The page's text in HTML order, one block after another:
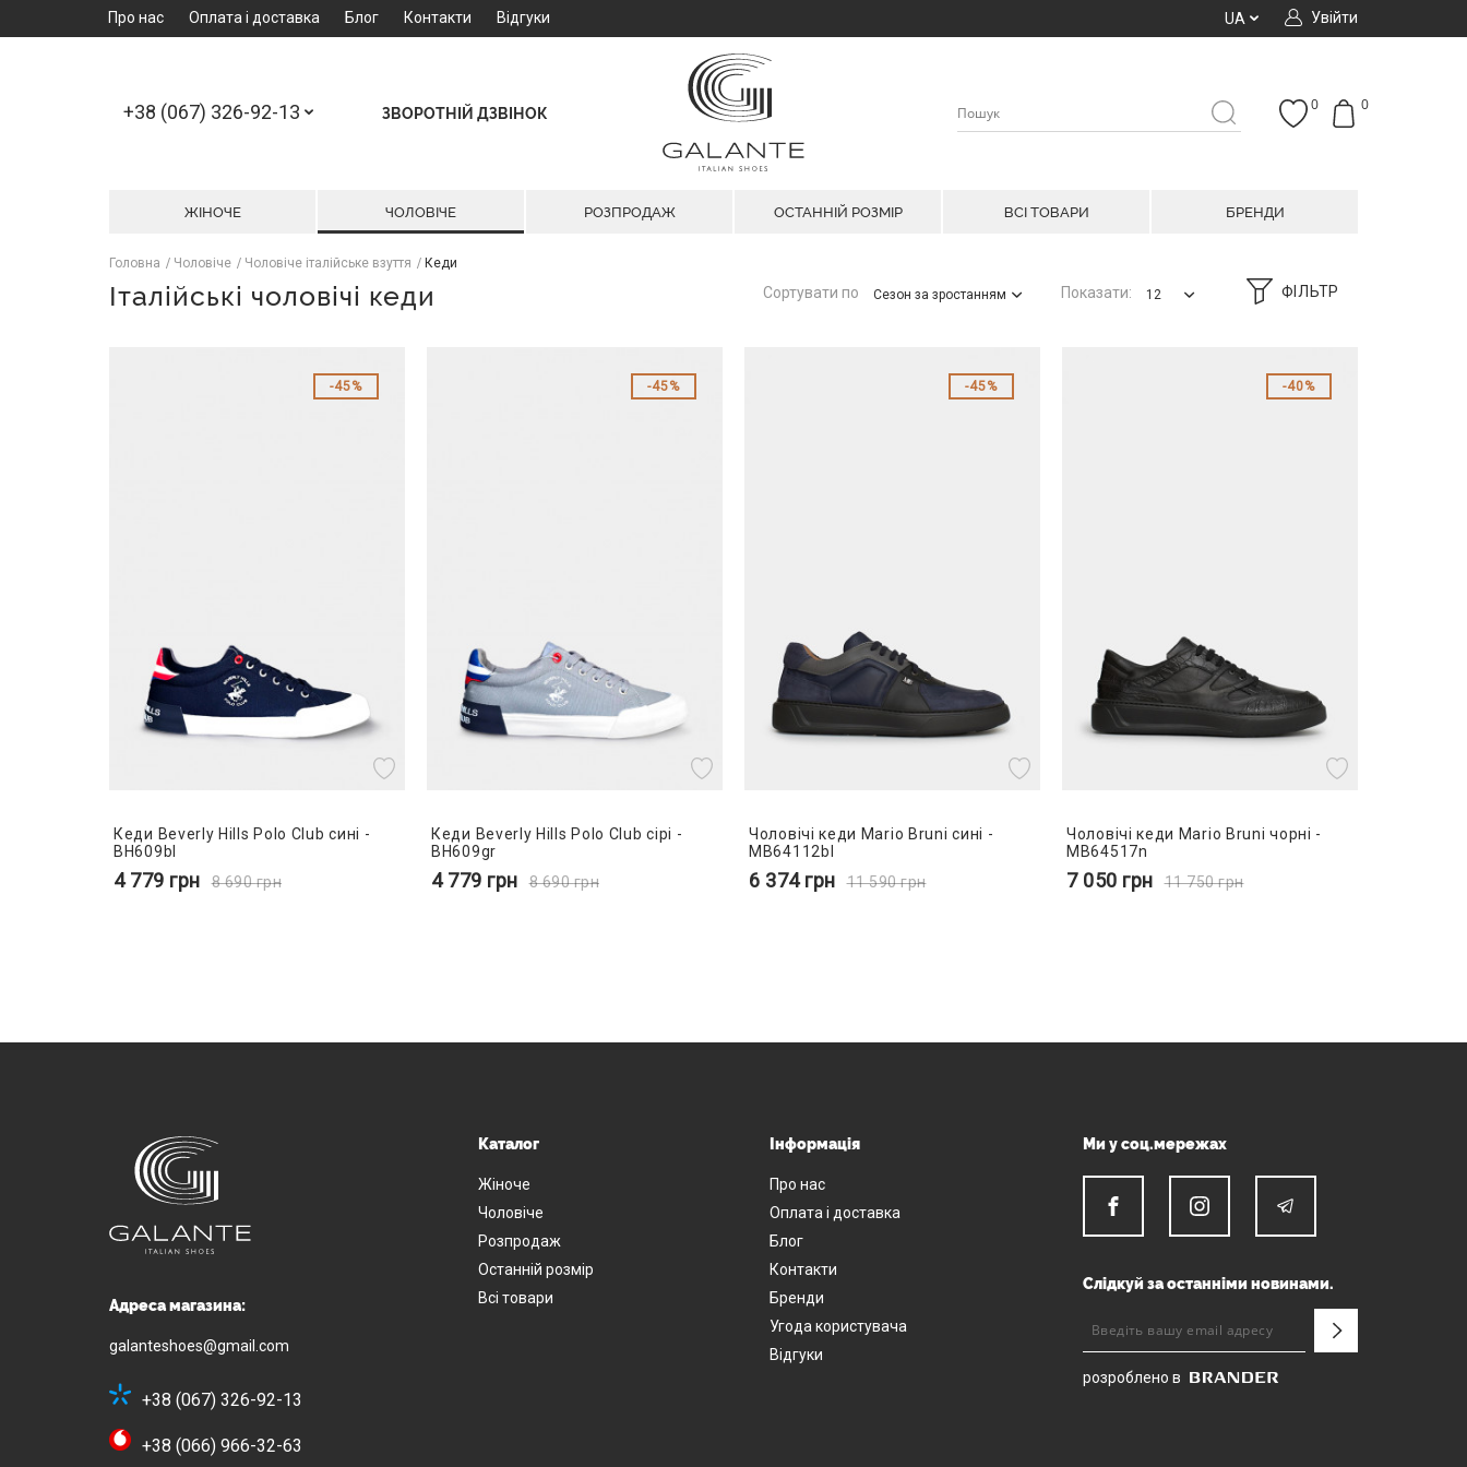
Про нас Оплата і доставка Блог Контакти Відгуки Увійти
UA
+38 (067) 326-92-13 ЗВОРОТНІЙ ДЗВІНОК
0
0
ЖІНОЧЕ ЧОЛОВІЧЕ РОЗПРОДАЖ ОСТАННІЙ РОЗМІР ВСІ ТОВАРИ БРЕНДИ
Головна Чоловіче Чоловіче італійське взуття Кеди
Італійські чоловічі кеди ФІЛЬТР
Сортувати по Сезон за зростанням Показати: 12
45%
Кеди Beverly Hills Polo Club сині -
BH609bl
4 779 грн 8 690грн
45%
Кеди Beverly Hills Polo Club сірі -
BH609gr
4 779 грн 8 690грн
45%
Чоловічі кеди Mario Bruni сині -
MB64112bl
6 374грн 11 590грн
40%
Чоловічі кеди Mario Bruni чорні -
MB64517n
7 050 грн 11 750грн
Адреса магазина:
galanteshoes@gmail.com
+38 (067) 326-92-13
+38 (066) 966-32-63
Каталог
Жіноче
Чоловіче
Розпродаж
Останній розмір
Всі товари
Інформація
Про нас
Оплата і доставка
Блог
Контакти
Бренди
Угода користувача
Відгуки
Ми у соц.мережах
Слідкуй за останніми новинами.
розроблено в